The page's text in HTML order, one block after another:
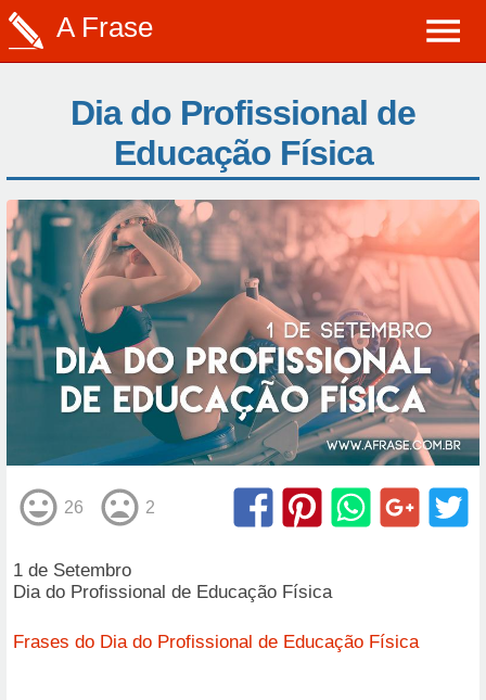
A Frase
Dia do Profissional de
Educação Física
26 2
1 de Setembro
Dia do Profissional de Educação Física
Frases do Dia do Profissional de Educação Física